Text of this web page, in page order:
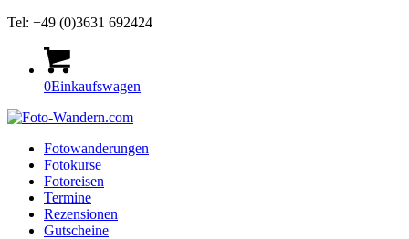
Tel: +49 (0)3631 692424
0Einkaufswagen
Fotowanderungen
Fotokurse
Fotoreisen
Termine
Rezensionen
Gutscheine